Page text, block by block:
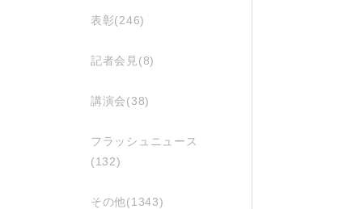
表彰(246)
記者会見(8)
講演会(38)
フラッシュニュース
(132)
その他(1343)